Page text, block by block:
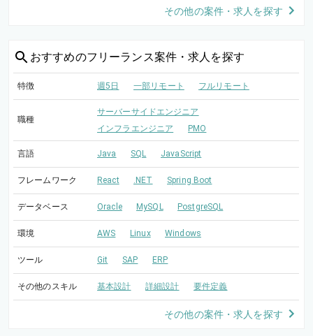
その他の案件・求人を探す
おすすめのフリーランス案件・求人を探す
特徴 週5日 一部リモート フルリモート
職種
サーバーサイドエンジニア
インフラエンジニア
PMO
言語 Java SQL JavaScript
フレームワーク React .NET Spring Boot
データベース Oracle MySQL PostgreSQL
環境 AWS Linux Windows
ツール Git SAP ERP
その他のスキル 基本設計 詳細設計 要件定義
その他の案件・求人を探す